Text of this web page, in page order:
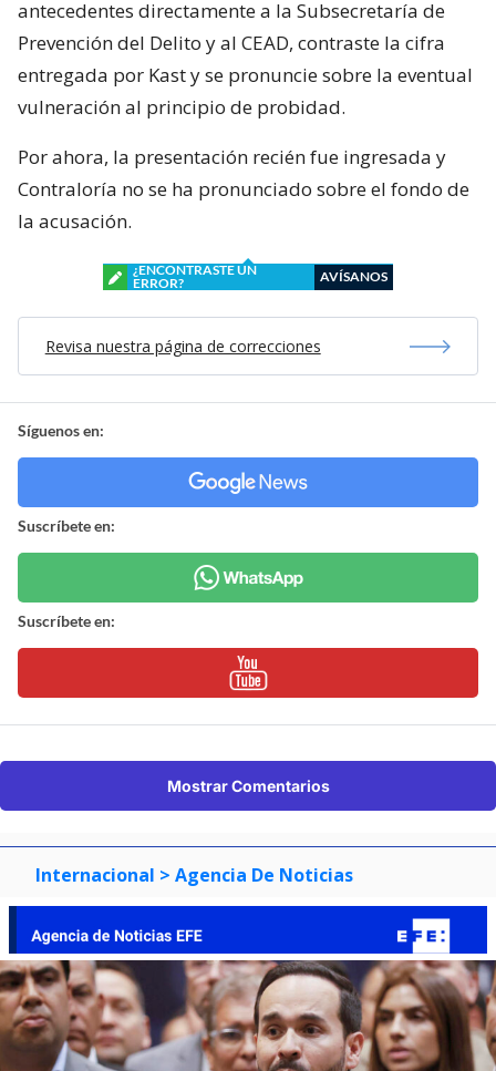
antecedentes directamente a la Subsecretaría de
Prevención del Delito y al CEAD, contraste la cifra
entregada por Kast y se pronuncie sobre la eventual
vulneración al principio de probidad.
Por ahora, la presentación recién fue ingresada y
Contraloría no se ha pronunciado sobre el fondo de
la acusación.
¿ENCONTRASTE UN
ERROR?
AVÍSANOS
Revisa nuestra página de correcciones
Síguenos en:
Suscríbete en:
Suscríbete en:
Mostrar Comentarios
Internacional > Agencia De Noticias